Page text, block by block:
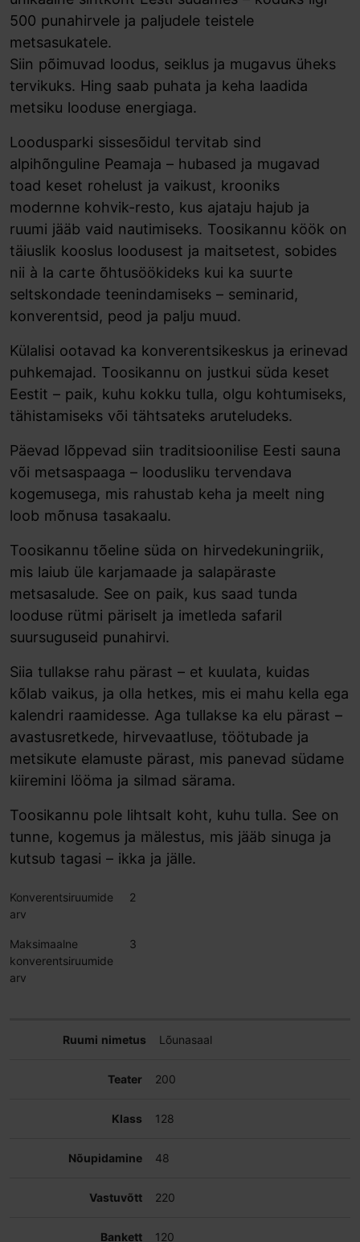
500 punahirvele ja paljudele teistele
metsasukatele.
Siin põimuvad loodus, seiklus ja mugavus üheks
tervikuks. Hing saab puhata ja keha laadida
metsiku looduse energiaga.
Loodusparki sissesõidul tervitab sind
alpihõnguline Peamaja – hubased ja mugavad
toad keset rohelust ja vaikust, krooniks
modernne kohvik-resto, kus ajataju hajub ja
ruumi jääb vaid nautimiseks. Toosikannu köök on
täiuslik kooslus loodusest ja maitsetest, sobides
nii à la carte õhtusöökideks kui ka suurte
seltskondade teenindamiseks – seminarid,
konverentsid, peod ja palju muud.
Külalisi ootavad ka konverentsikeskus ja erinevad
puhkemajad. Toosikannu on justkui süda keset
Eestit – paik, kuhu kokku tulla, olgu kohtumiseks,
tähistamiseks või tähtsateks aruteludeks.
Päevad lõppevad siin traditsioonilise Eesti sauna
või metsaspaaga – loodusliku tervendava
kogemusega, mis rahustab keha ja meelt ning
loob mõnusa tasakaalu.
Toosikannu tõeline süda on hirvedekuningriik,
mis laiub üle karjamaade ja salapäraste
metsasalude. See on paik, kus saad tunda
looduse rütmi päriselt ja imetleda safaril
suursuguseid punahirvi.
Siia tullakse rahu pärast – et kuulata, kuidas
kõlab vaikus, ja olla hetkes, mis ei mahu kella ega
kalendri raamidesse. Aga tullakse ka elu pärast –
avastusretkede, hirvevaatluse, töötubade ja
metsikute elamuste pärast, mis panevad südame
kiiremini lööma ja silmad särama.
Toosikannu pole lihtsalt koht, kuhu tulla. See on
tunne, kogemus ja mälestus, mis jääb sinuga ja
kutsub tagasi – ikka ja jälle.
Konverentsiruumide
arv
2
Maksimaalne
konverentsiruumide
arv
3
Lõunasaal
200
128
48
220
120